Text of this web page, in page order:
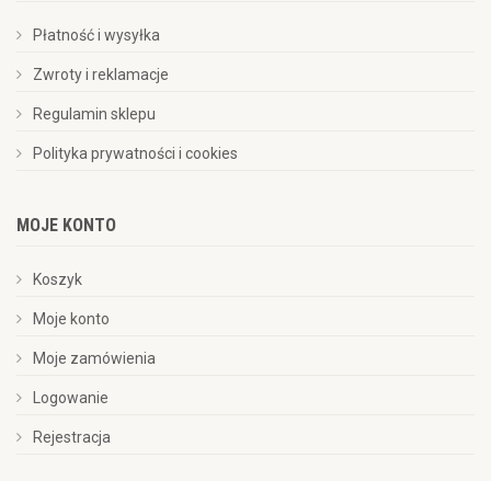
Płatność i wysyłka
Zwroty i reklamacje
Regulamin sklepu
Polityka prywatności i cookies
MOJE KONTO
Koszyk
Moje konto
Moje zamówienia
Logowanie
Rejestracja